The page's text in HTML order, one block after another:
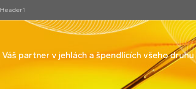
Header1
Váš partner v jehlách a špendlících všeho druhu